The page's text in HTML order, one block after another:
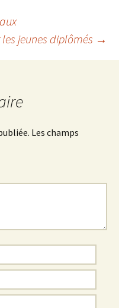
jeunes diplômés →
Les champs